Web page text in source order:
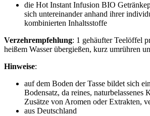
die Hot Instant Infusion BIO
sich untereinander anhand ihrer
kombinierten Inhaltsstoffe
Verzehrempfehlung: 1 gehäufter Teelöffel
heißem Wasser übergießen, kurz umrühren
Hinweise:
auf dem Boden der Tasse bildet sich
Bodensatz, da reines, naturbelassenes
Zusätze von Aromen oder Extrakten,
aus Deutschland